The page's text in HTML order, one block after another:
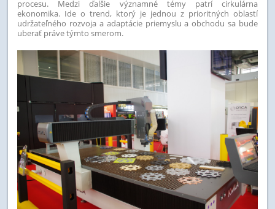
procesu. Medzi ďalšie významné témy patrí cirkulárna
ekonomika. Ide o trend, ktorý je jednou z prioritných oblastí
udržateľného rozvoja a adaptácie priemyslu a obchodu sa bude
uberať práve týmto smerom.